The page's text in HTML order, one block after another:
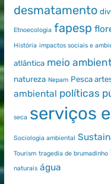
desmatamento
Etnoecologia fapesp
História impactos sociais e
atlântica meio
natureza Nepam Pesca
ambiental políticas
seca serviços
Sociologia ambiental
Tourism tragedia de brumadinho
naturais água